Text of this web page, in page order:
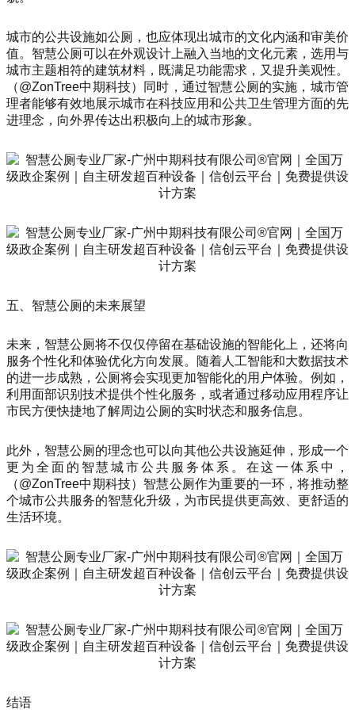
城市的公共设施如公厕，也应体现出城市的文化内涵和审美价
值。智慧公厕可以在外观设计上融入当地的文化元素，选用与
城市主题相符的建筑材料，既满足功能需求，又提升美观性。
（@ZonTree中期科技）同时，通过智慧公厕的实施，城市管
理者能够有效地展示城市在科技应用和公共卫生管理方面的先
进理念，向外界传达出积极向上的城市形象。
五、智慧公厕的未来展望
未来，智慧公厕将不仅仅停留在基础设施的智能化上，还将向
服务个性化和体验优化方向发展。随着人工智能和大数据技术
的进一步成熟，公厕将会实现更加智能化的用户体验。例如，
利用面部识别技术提供个性化服务，或者通过移动应用程序让
市民方便快捷地了解周边公厕的实时状态和服务信息。
此外，智慧公厕的理念也可以向其他公共设施延伸，形成一个
更为全面的智慧城市公共服务体系。在这一体系中，
（@ZonTree中期科技）智慧公厕作为重要的一环，将推动整
个城市公共服务的智慧化升级，为市民提供更高效、更舒适的
生活环境。
结语